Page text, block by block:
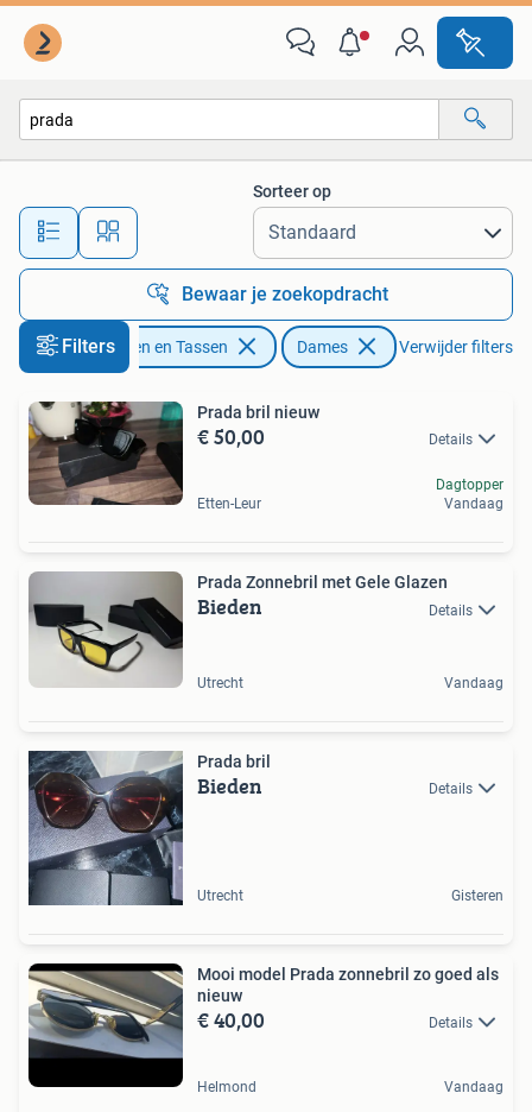
Alle afstanden…
Sorteer op
Bewaar je zoekopdracht
FiltersSieraden en Tassen Dames Verwijder filters
Prada bril nieuw
€ 50,00 Details
Etten-Leur
Dagtopper
Vandaag
Prada Zonnebril met Gele Glazen
Bieden Details
Utrecht Vandaag
Prada bril
Bieden Details
Utrecht Gisteren
Mooi model Prada zonnebril zo goed als
nieuw
€ 40,00 Details
Helmond Vandaag